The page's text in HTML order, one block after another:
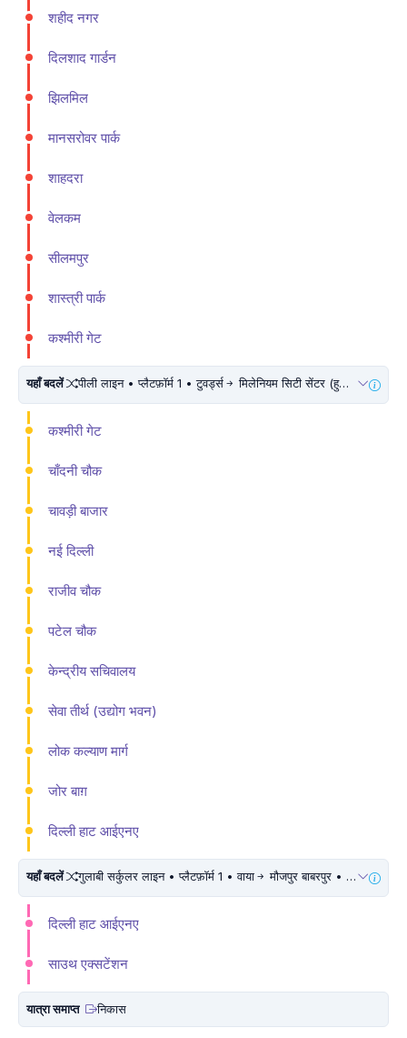
शहीद नगर
दिलशाद गार्डन
झिलमिल
मानसरोवर पार्क
शाहदरा
वेलकम
सीलमपुर
शास्त्री पार्क
कश्मीरी गेट
यहाँ बदलें पीली लाइन • प्लैटफ़ॉर्म 1 • टुवर्ड्स मिलेनियम सिटी सेंटर (हुडा सिटी सैंटर) • 10 मिनट चलें
कश्मीरी गेट
चाँदनी चौक
चावड़ी बाजार
नई दिल्ली
राजीव चौक
पटेल चौक
केन्द्रीय सचिवालय
सेवा तीर्थ (उद्योग भवन)
लोक कल्याण मार्ग
जोर बाग़
दिल्ली हाट आईएनए
यहाँ बदलें गुलाबी सर्कुलर लाइन • प्लैटफ़ॉर्म 1 • वाया मौजपुर बाबरपुर • 10 मिनट चलें
दिल्ली हाट आईएनए
साउथ एक्सटेंशन
यात्रा समाप्त निकास